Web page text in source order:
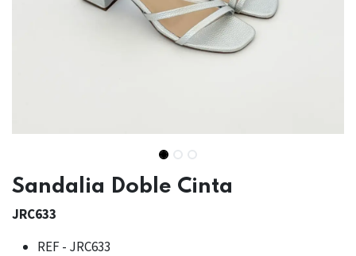
Sandalia Doble Cinta
JRC633
REF - JRC633